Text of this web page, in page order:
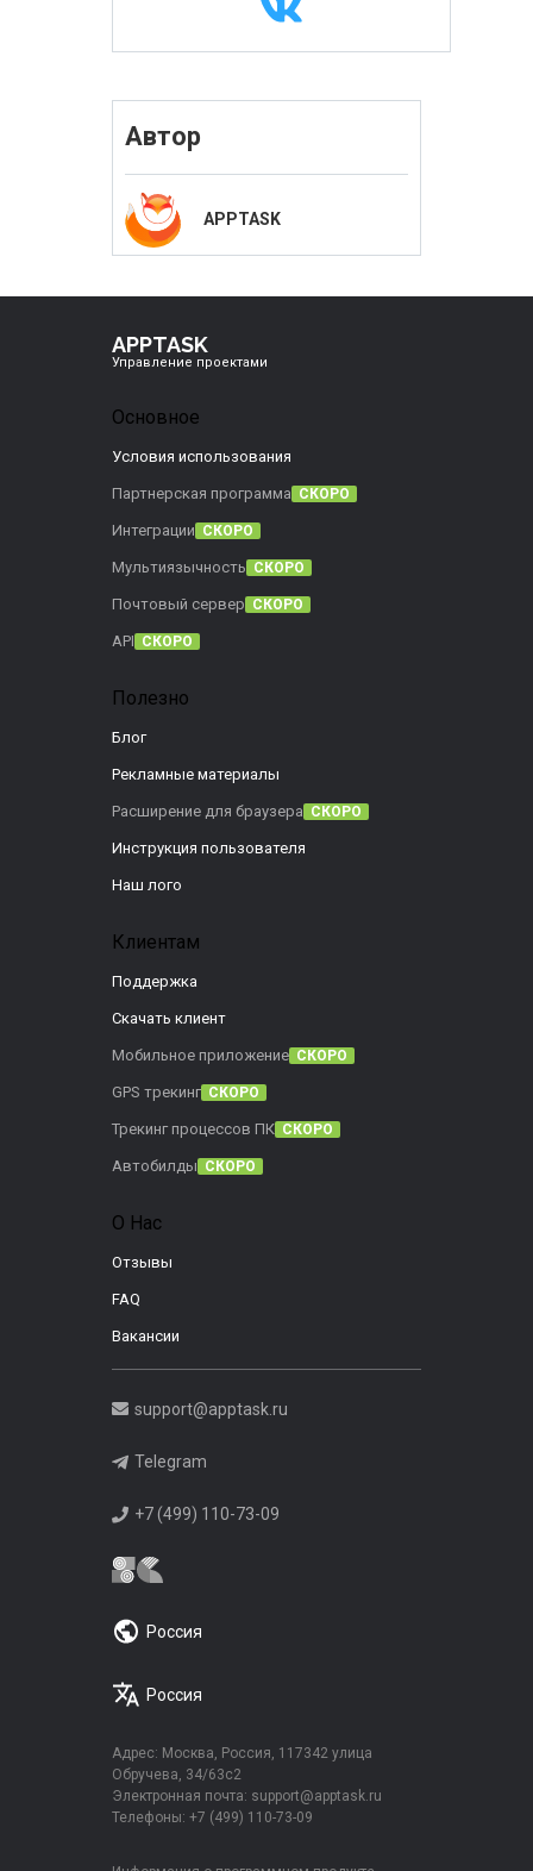
Автор
APPTASK
APPTASK
Управление проектами
Основное
Условия использования
Партнерская программа СКОРО
Интеграции СКОРО
Мультиязычность СКОРО
Почтовый сервер СКОРО
API СКОРО
Полезно
Блог
Рекламные материалы
Расширение для браузера СКОРО
Инструкция пользователя
Наш лого
Клиентам
Поддержка
Скачать клиент
Мобильное приложение СКОРО
GPS трекинг СКОРО
Трекинг процессов ПК СКОРО
Автобилды СКОРО
О Нас
Отзывы
FAQ
Вакансии
support@apptask.ru
Telegram
+7 (499) 110-73-09
Россия
Россия
Адрес: Москва, Россия, 117342 улица
Обручева, 34/63с2
Электронная почта: support@apptask.ru
Телефоны: +7 (499) 110-73-09